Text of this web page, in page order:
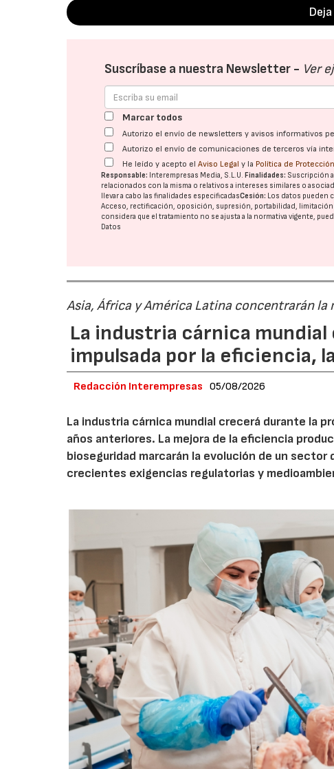
Suscríbase a nuestra Newsletter - Ver
Marcar todos
Autorizo el envío de newsletters y avisos informativos
Autorizo el envío de comunicaciones de terceros vía
He leído y acepto elAviso Legal y la Política de
Responsable: Interempresas Media, S.L.U. Finalidades: Suscripción
relacionados con la misma o relativos a intereses similares o
llevar a cabo las finalidades especificadasCesión: Los datos pueden
Acceso, rectificación, oposición, supresión, portabilidad,
considera que el tratamiento no se ajusta a la normativa vigente,
Datos
Asia, África y América Latina concentrarán
La industria cárnica
impulsada por la eficiencia,
Redacción Interempresas 05/08/2026
La industria cárnica mundial crecerá durante la
años anteriores. La mejora de la eficiencia
bioseguridad marcarán la evolución de un
crecientes exigencias regulatorias y